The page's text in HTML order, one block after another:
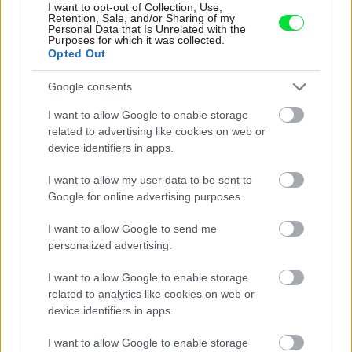
I want to opt-out of Collection, Use,
Retention, Sale, and/or Sharing of my
Personal Data that Is Unrelated with the
Purposes for which it was collected.
Opted Out
Google consents
I want to allow Google to enable storage
related to advertising like cookies on web or
device identifiers in apps.
I want to allow my user data to be sent to
Google for online advertising purposes.
I want to allow Google to send me
personalized advertising.
I want to allow Google to enable storage
related to analytics like cookies on web or
device identifiers in apps.
I want to allow Google to enable storage
Inšpirácie
pracovňa,sklo,modrá